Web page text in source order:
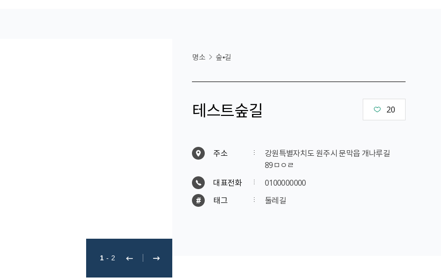
1 - 2
명소 숲•길
테스트숲길 20
주소
강원특별자치도 원주시 문막읍 개나루길
89ㅁㅇㄹ
대표전화
0100000000
태그
둘레길